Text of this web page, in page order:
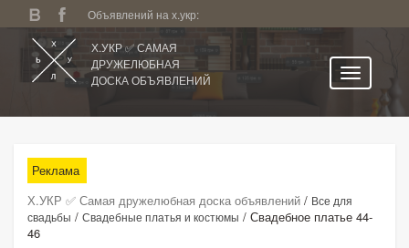
Объявлений на х.укр:
Х.УКР ✅ САМАЯ
ДРУЖЕЛЮБНАЯ
ДОСКА ОБЪЯВЛЕНИЙ
Все регионы
Категории
Избранное
Реклама
Х.УКР ✅ Самая дружелюбная доска объявлений / Все для
свадьбы / Свадебные платья и костюмы / Свадебное платье 44-
46